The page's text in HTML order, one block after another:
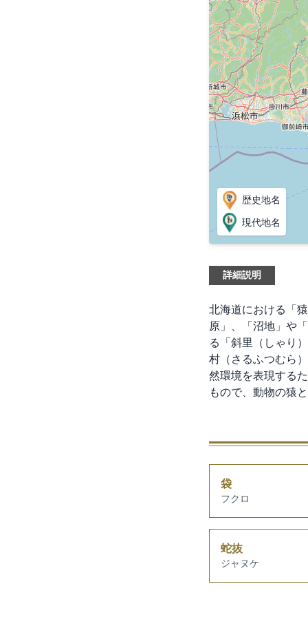
歴史地名
現代地名
詳細説明
北海道における「
原」、「沼地」や
る「斜里（しゃり
村（さるふつむら
然環境を表現する
もので、動物の猿
袋
フクロ
蛇抜
ジャヌケ